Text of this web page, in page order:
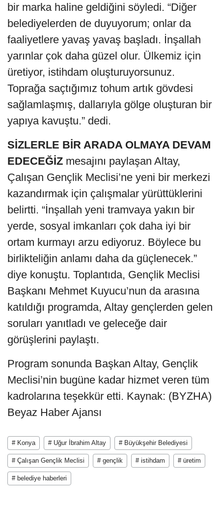
bir marka haline geldiğini söyledi. “Diğer
belediyelerden de duyuyorum; onlar da
faaliyetlere yavaş yavaş başladı. İnşallah
yarınlar çok daha güzel olur. Ülkemiz için
üretiyor, istihdam oluşturuyorsunuz.
Toprağa saçtığımız tohum artık gövdesi
sağlamlaşmış, dallarıyla gölge oluşturan bir
yapıya kavuştu.” dedi.
SİZLERLE BİR ARADA OLMAYA DEVAM
EDECEĞİZ mesajını paylaşan Altay,
Çalışan Gençlik Meclisi’ne yeni bir merkezi
kazandırmak için çalışmalar yürüttüklerini
belirtti. “İnşallah yeni tramvaya yakın bir
yerde, sosyal imkanları çok daha iyi bir
ortam kurmayı arzu ediyoruz. Böylece bu
birlikteliğin anlamı daha da güçlenecek.”
diye konuştu. Toplantıda, Gençlik Meclisi
Başkanı Mehmet Kuyucu’nun da arasına
katıldığı programda, Altay gençlerden gelen
soruları yanıtladı ve geleceğe dair
görüşlerini paylaştı.
Program sonunda Başkan Altay, Gençlik
Meclisi’nin bugüne kadar hizmet veren tüm
kadrolarına teşekkür etti. Kaynak: (BYZHA)
Beyaz Haber Ajansı
# Konya # Uğur İbrahim Altay # Büyükşehir Belediyesi
# Çalışan Gençlik Meclisi # gençlik # istihdam # üretim
# belediye haberleri